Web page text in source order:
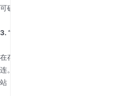
可确保设备具备面向未来的兼容性。
3. “Lock Cell”功能如何提升性能？
在存在多个基站的区域，路由器可能会在
连。“Lock Cell”功能允许您将连接固定到
站，确保关键数据拥有稳定可靠的链路。